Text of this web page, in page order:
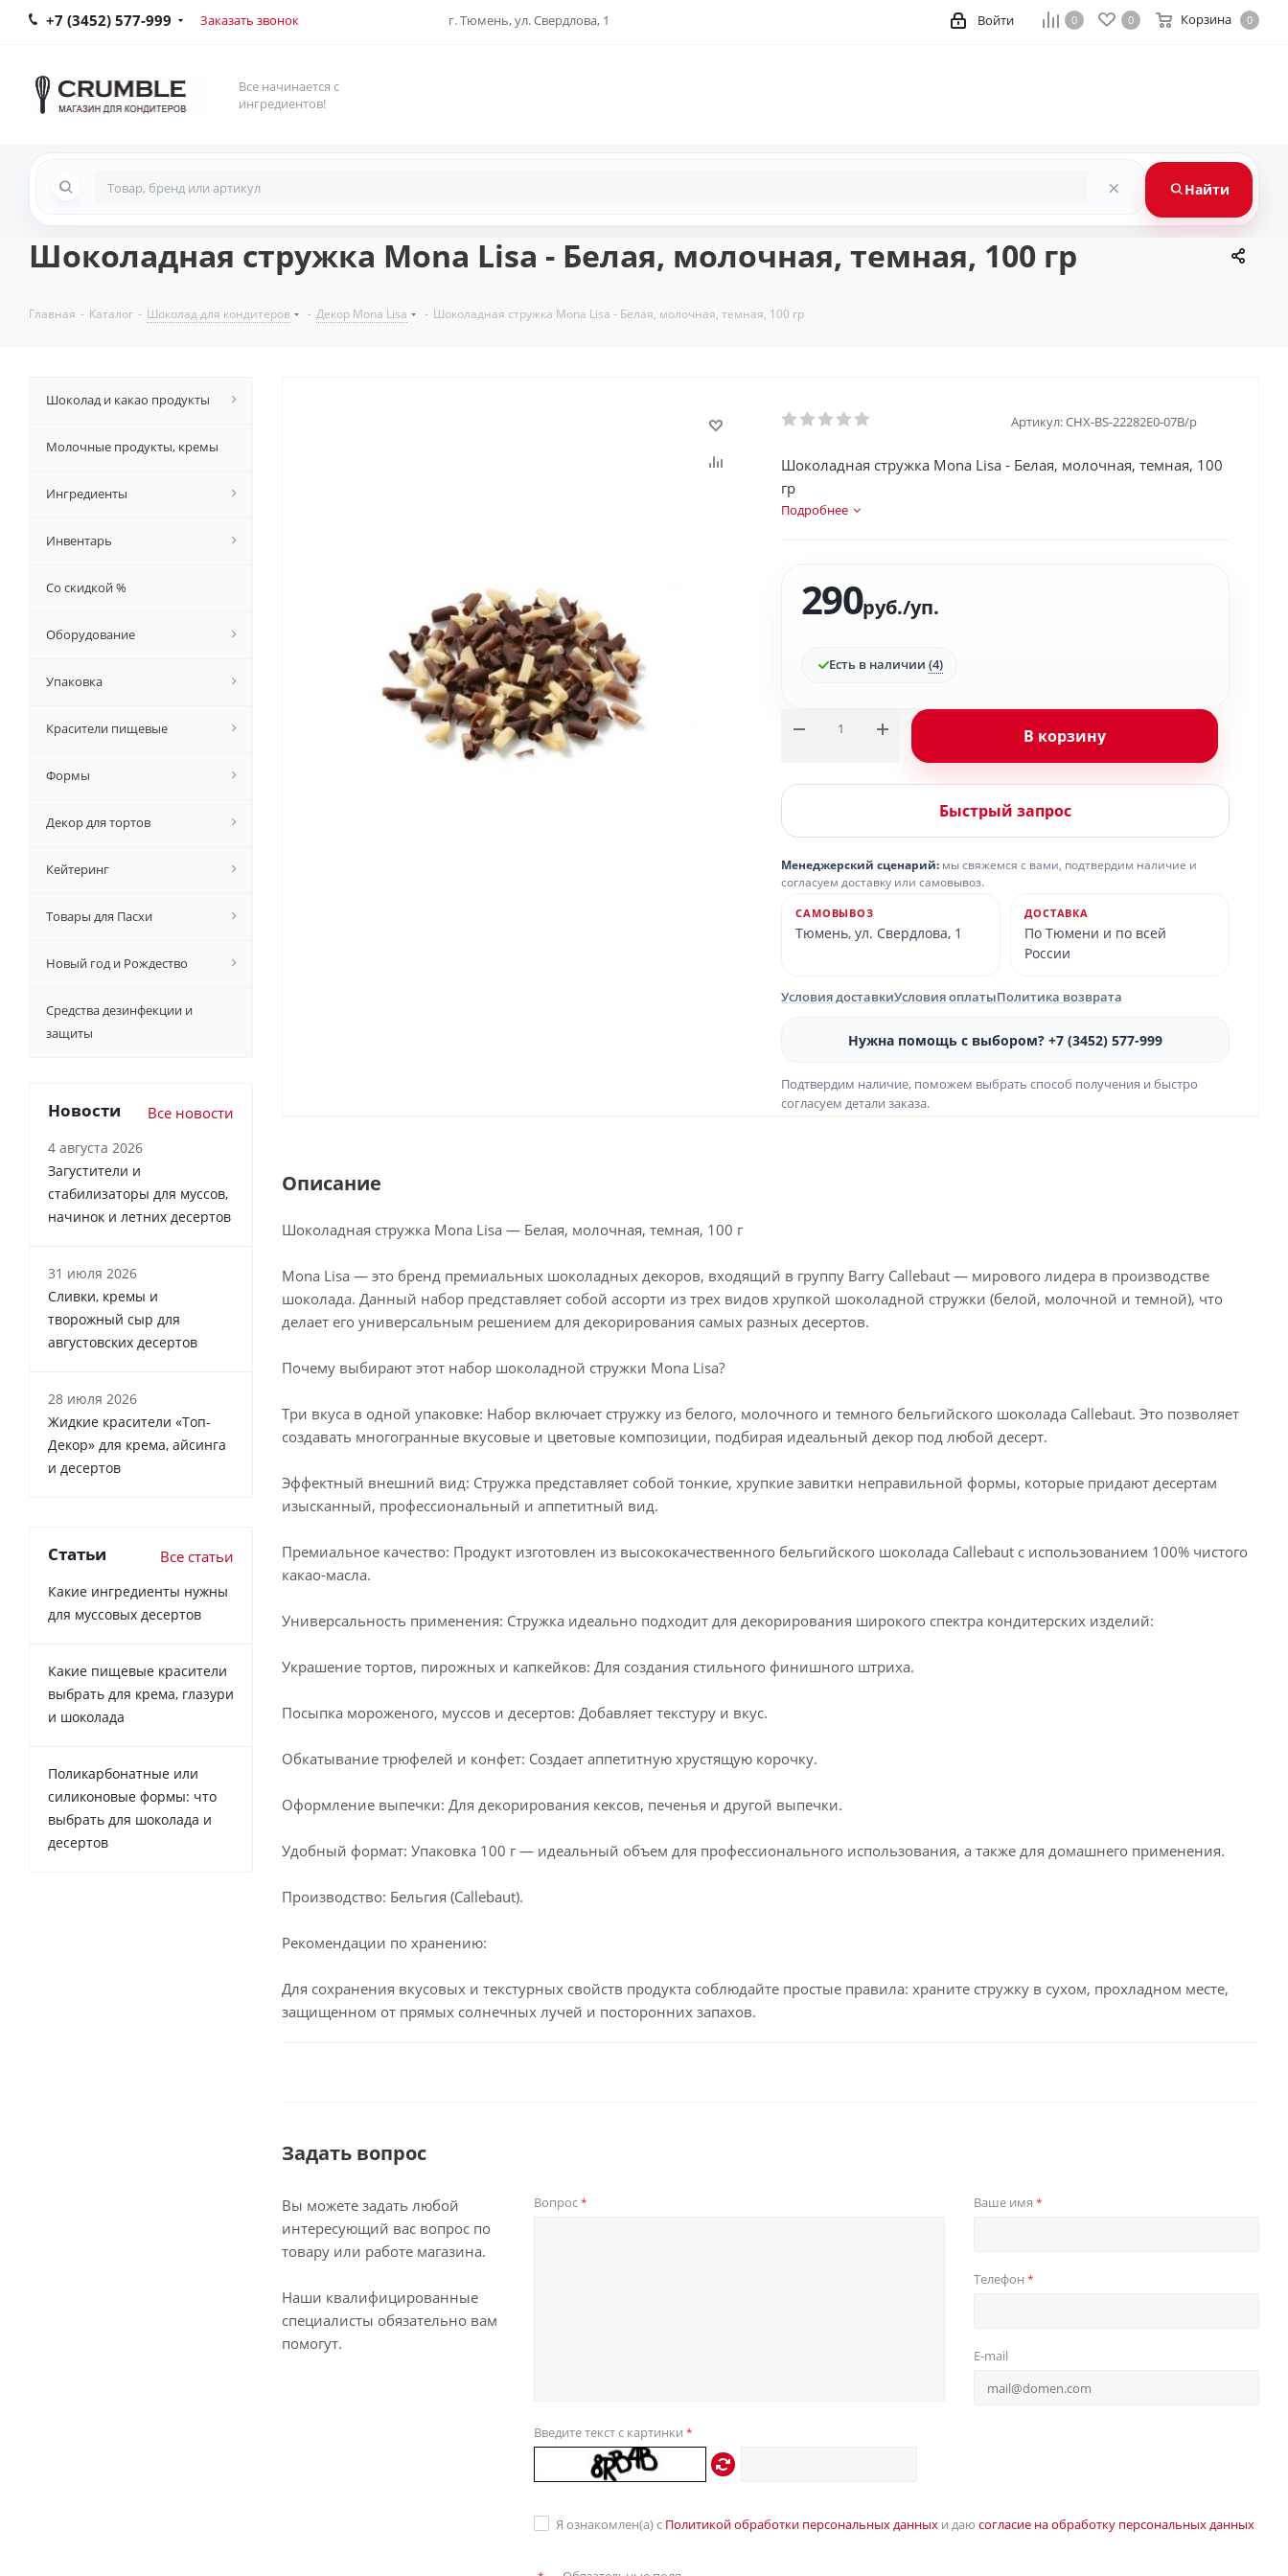
+7 (3452) 577-999 Заказать звонок г. Тюмень, ул. Свердлова, 1 0 0 Корзина 0
Войти
Все начинается с
ингредиентов!
× Найти
Шоколадная стружка Mona Lisa - Белая, молочная, темная, 100 гр
Главная - Каталог - Шоколад для кондитеров - Декор Mona Lisa - Шоколадная стружка Mona Lisa - Белая, молочная, темная, 100 гр
Артикул:CHX-BS-22282E0-07B/p
Шоколадная стружка Mona Lisa - Белая, молочная, темная, 100
гр
Подробнее
290руб./уп.
Есть в наличии (4)
В корзину
Быстрый запрос
Менеджерский сценарий: мы свяжемся с вами, подтвердим наличие и
согласуем доставку или самовывоз.
САМОВЫВОЗ
Тюмень, ул. Свердлова, 1
ДОСТАВКА
По Тюмени и по всей
России
Условия доставкиУсловия оплатыПолитика возврата
Нужна помощь с выбором? +7 (3452) 577-999
Подтвердим наличие, поможем выбрать способ получения и быстро
согласуем детали заказа.
Описание
Шоколадная стружка Mona Lisa — Белая, молочная, темная, 100 г
Mona Lisa — это бренд премиальных шоколадных декоров, входящий в группу Barry Callebaut — мирового лидера в производстве
шоколада. Данный набор представляет собой ассорти из трех видов хрупкой шоколадной стружки (белой, молочной и темной), что
делает его универсальным решением для декорирования самых разных десертов.
Почему выбирают этот набор шоколадной стружки Mona Lisa?
Три вкуса в одной упаковке: Набор включает стружку из белого, молочного и темного бельгийского шоколада Callebaut. Это позволяет
создавать многогранные вкусовые и цветовые композиции, подбирая идеальный декор под любой десерт.
Эффектный внешний вид: Стружка представляет собой тонкие, хрупкие завитки неправильной формы, которые придают десертам
изысканный, профессиональный и аппетитный вид.
Премиальное качество: Продукт изготовлен из высококачественного бельгийского шоколада Callebaut с использованием 100% чистого
какао-масла.
Универсальность применения: Стружка идеально подходит для декорирования широкого спектра кондитерских изделий:
Украшение тортов, пирожных и капкейков: Для создания стильного финишного штриха.
Посыпка мороженого, муссов и десертов: Добавляет текстуру и вкус.
Обкатывание трюфелей и конфет: Создает аппетитную хрустящую корочку.
Оформление выпечки: Для декорирования кексов, печенья и другой выпечки.
Удобный формат: Упаковка 100 г — идеальный объем для профессионального использования, а также для домашнего применения.
Производство: Бельгия (Callebaut).
Рекомендации по хранению:
Для сохранения вкусовых и текстурных свойств продукта соблюдайте простые правила: храните стружку в сухом, прохладном месте,
защищенном от прямых солнечных лучей и посторонних запахов.
Задать вопрос
Вы можете задать любой
интересующий вас вопрос по
товару или работе магазина.
Наши квалифицированные
специалисты обязательно вам
помогут.
Вопрос* Ваше имя *
Телефон *
E-mail
Введите текст с картинки *
Я ознакомлен(а) с Политикой обработки персональных данныхи даю согласие на обработку персональных данных
Шоколад и какао продукты
Молочные продукты, кремы
Ингредиенты
Инвентарь
Со скидкой %
Оборудование
Упаковка
Красители пищевые
Формы
Декор для тортов
Кейтеринг
Товары для Пасхи
Новый год и Рождество
Средства дезинфекции и
защиты
Новости Все новости
4 августа 2026
Загустители и
стабилизаторы для муссов,
начинок и летних десертов
31 июля 2026
Сливки, кремы и
творожный сыр для
августовских десертов
28 июля 2026
Жидкие красители «Топ-
Декор» для крема, айсинга
и десертов
Статьи Все статьи
Какие ингредиенты нужны
для муссовых десертов
Какие пищевые красители
выбрать для крема, глазури
и шоколада
Поликарбонатные или
силиконовые формы: что
выбрать для шоколада и
десертов